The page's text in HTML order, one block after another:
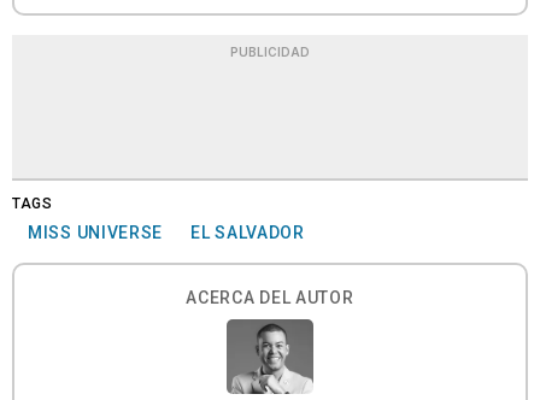
PUBLICIDAD
TAGS
MISS UNIVERSE EL SALVADOR
ACERCA DEL AUTOR